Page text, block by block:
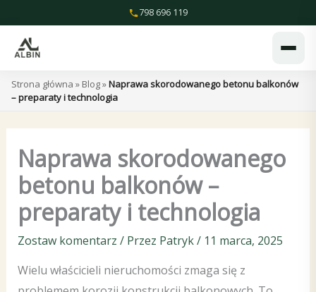
do
treści
798 696 119
Strona główna » Blog»Naprawa skorodowanego betonu balkonów
– preparaty i technologia
Naprawa skorodowanego
betonu balkonów –
preparaty i technologia
Zostaw komentarz / Przez Patryk/ 11 marca, 2025
Wielu właścicieli nieruchomości zmaga się z